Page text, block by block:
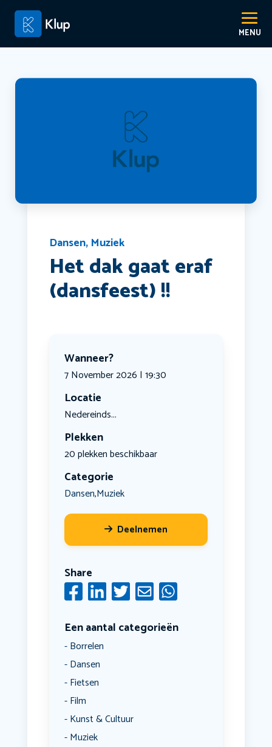
Dansen, Muziek
Het dak gaat eraf
(dansfeest) !!
Wanneer?
7 November 2026 | 19:30
Locatie
Nedereinds...
Plekken
20 plekken beschikbaar
Categorie
Dansen,Muziek
Deelnemen
Share
Een aantal categorieën
Borrelen
Dansen
Fietsen
Film
Kunst & Cultuur
Muziek